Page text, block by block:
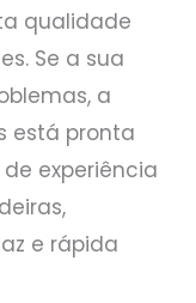
qualidade
Se a sua
a
está pronta
experiência
e rápida